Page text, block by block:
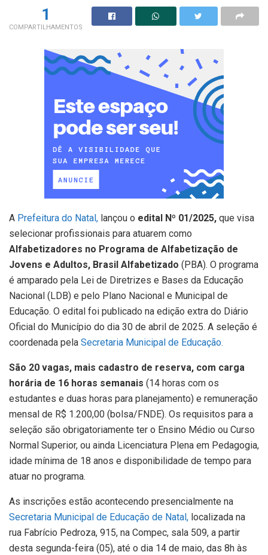
1
COMPARTILHAMENTOS
A Prefeitura do Natal, lançou o edital Nº 01/2025, que visa
selecionar profissionais para atuarem como
Alfabetizadores no Programa de Alfabetização de
Jovens e Adultos, Brasil Alfabetizado (PBA). O programa
é amparado pela Lei de Diretrizes e Bases da Educação
Nacional (LDB) e pelo Plano Nacional e Municipal de
Educação. O edital foi publicado na edição extra do Diário
Oficial do Município do dia 30 de abril de 2025. A seleção é
coordenada pela Secretaria Municipal de Educação.
São 20 vagas, mais cadastro de reserva, com carga
horária de 16 horas semanais (14 horas com os
estudantes e duas horas para planejamento) e remuneração
mensal de R$ 1.200,00 (bolsa/FNDE). Os requisitos para a
seleção são obrigatoriamente ter o Ensino Médio ou Curso
Normal Superior, ou ainda Licenciatura Plena em Pedagogia,
idade mínima de 18 anos e disponibilidade de tempo para
atuar no programa.
As inscrições estão acontecendo presencialmente na
Secretaria Municipal de Educação de Natal, localizada na
rua Fabrício Pedroza, 915, na Compec, sala 509, a partir
desta segunda-feira (05), até o dia 14 de maio, das 8h às